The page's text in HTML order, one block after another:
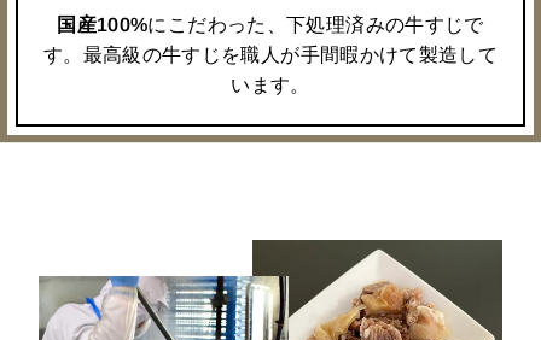
国産100%にこだわった、下処理済みの牛すじで
す。最高級の牛すじを職人が手間暇かけて製造して
います。